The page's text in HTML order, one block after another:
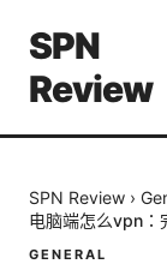
SPN
Review
SPN Review ›
电脑端怎么vpn：
GENERAL